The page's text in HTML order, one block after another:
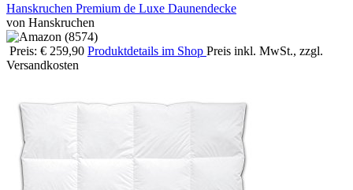
Hanskruchen Premium de Luxe Daunendecke
von Hanskruchen
Preis: € 259,90 Produktdetails im Shop Preis inkl. MwSt., zzgl.
Versandkosten